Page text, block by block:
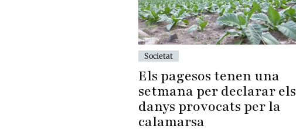
Societat
Els pagesos tenen una
setmana per declarar els
danys provocats per la
calamarsa